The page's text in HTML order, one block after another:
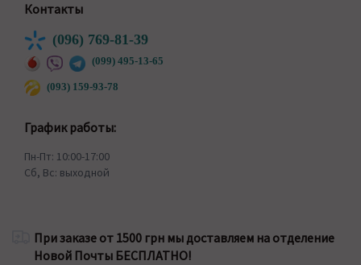
Контакты
(096) 769-81-39
(099) 495-13-65
(093) 159-93-78
График работы:
Пн-Пт: 10:00-17:00
Сб, Вс: выходной
При заказе от 1500 грн мы доставляем на отделение
Новой Почты БЕСПЛАТНО!